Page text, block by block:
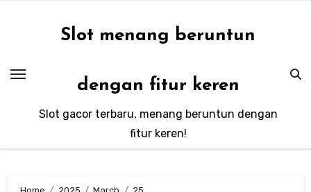
Slot menang beruntun
dengan fitur keren
Slot gacor terbaru, menang beruntun dengan
fitur keren!